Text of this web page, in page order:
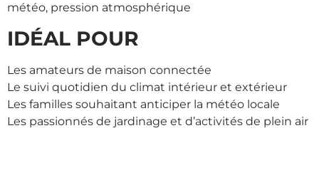
météo, pression atmosphérique
IDÉAL POUR
Les amateurs de maison connectée
Le suivi quotidien du climat intérieur et extérieur
Les familles souhaitant anticiper la météo locale
Les passionnés de jardinage et d’activités de plein air